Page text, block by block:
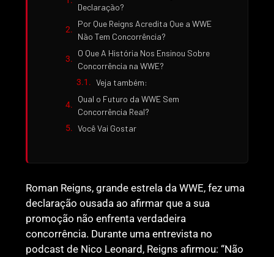
Declaração?
Por Que Reigns Acredita Que a WWE
Não Tem Concorrência?
O Que A História Nos Ensinou Sobre
Concorrência na WWE?
Veja também:
Qual o Futuro da WWE Sem
Concorrência Real?
Você Vai Gostar
Roman Reigns, grande estrela da WWE, fez uma
declaração ousada ao afirmar que a sua
promoção não enfrenta verdadeira
concorrência. Durante uma entrevista no
podcast de Nico Leonard, Reigns afirmou: “Não